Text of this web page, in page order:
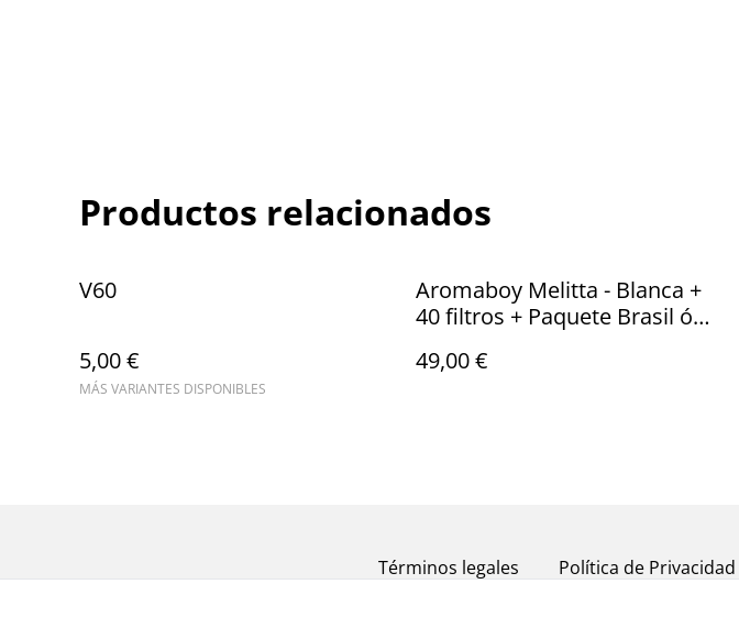
Productos relacionados
V60
5,00 €
MÁS VARIANTES DISPONIBLES
Aromaboy Melitta - Blanca +
40 filtros + Paquete Brasil ó
49,00 €
Términos legales Política de Privacidad